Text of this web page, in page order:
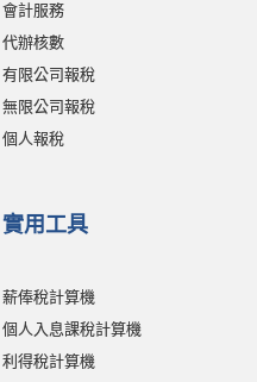
會計服務
代辦核數
有限公司報稅
無限公司報稅
個人報稅
實用工具
薪俸稅計算機
個人入息課稅計算機
利得稅計算機